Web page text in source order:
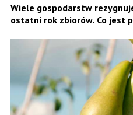
Wiele gospodarstw
ostatni rok zbiorów. Co jest